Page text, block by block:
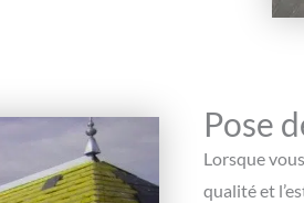
Pose
Lorsque
qualité et